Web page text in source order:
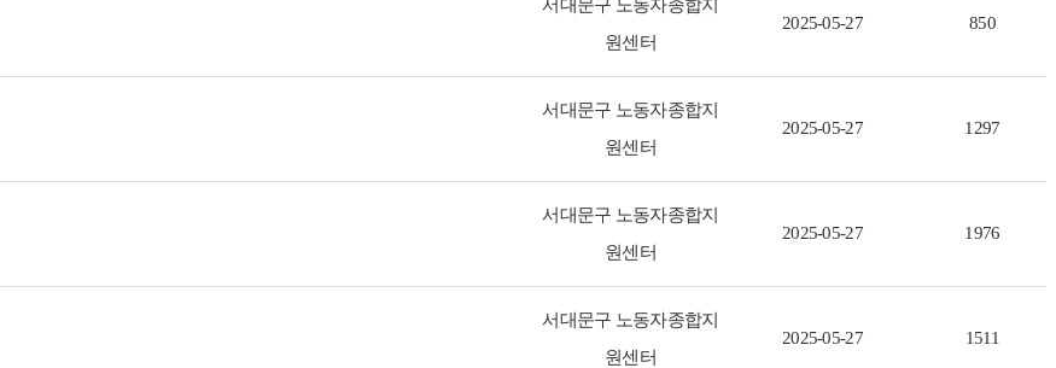
서대문구 노동자종합지
원센터
2025-05-27 850
서대문구 노동자종합지
원센터
2025-05-27 1297
서대문구 노동자종합지
원센터
2025-05-27 1976
서대문구 노동자종합지
원센터
2025-05-27 1511